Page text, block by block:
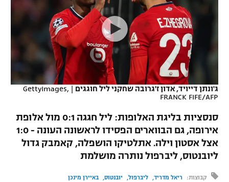
רץ ברשת
לוח שידורים
ברחבה
נבחרת ישראל
מכבי חיפה
בית"ר ירושלים
מכבי תל אביב
הפועל תל אביב
הפועל חיפה
הפועל באר שבע
ליגה ספרדית
ליגה איטלקית
ליגה צרפתית
ליגה הולנדית
ליגה טורקית
ליגה סינית
ליגה ברזילאית
כדורסל נשים
מכבי תל אביב
הפועל חולון
הפועל ירושלים
יורוליג
יורוקאפ
כדוריד
כדורעף
ג'ודו
אגרוף
ספורט אולימפי
ג'ונתן דייויד, אדון ז'גרובה שחקני ליל חוגגים |
GettyImages,
FRANCK FIFE/AFP
סנסציות בליגת האלופות: ליל חגגה 0:1 מול אלופת
אירופה, גם הבווארים הפסידו לראשונה העונה - 1:0
אצל אסטון וילה. אתלטיקו הושפלה, קאמבק גדול
ליובנטוס, ליברפול נותרה מושלמת
קבוצות: ריאל מדריד ליברפול יובנטוס באיירן מינכן